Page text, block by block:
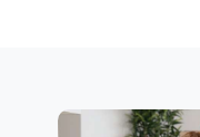
Wolfsberg